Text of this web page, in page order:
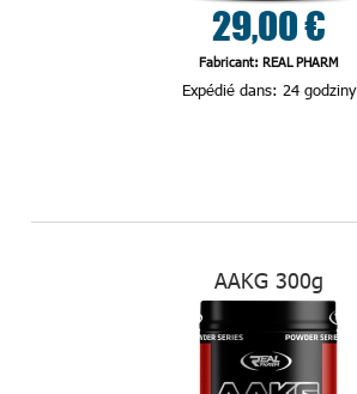
29,00 €
Fabricant: REAL PHARM
Expédié dans: 24 godziny
AAKG 300g